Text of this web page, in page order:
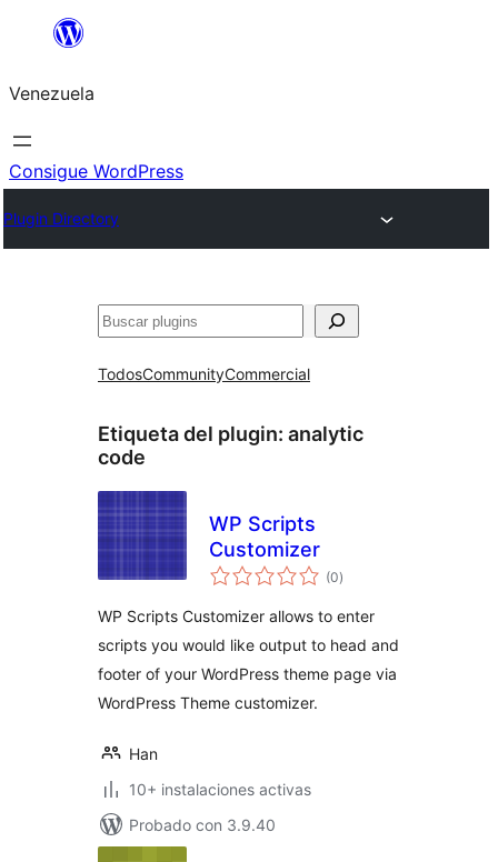
Saltar
contenido
Venezuela
Consigue WordPress
Plugin Directory
Buscar
TodosCommunityCommercial
Etiqueta del plugin: analytic
code
WP Scripts
Customizer
(0total
de
)
WP Scripts Customizer allows to enter
scripts you would like output to head and
footer of your WordPress theme page via
WordPress Theme customizer.
Han
10+ instalaciones activas
Probado con 3.9.40